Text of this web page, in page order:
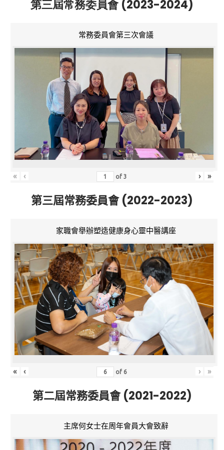
第三屆常務委員會 (2023-2024)
常務委員會第三次會議
« ‹ of3 › »
第三屆常務委員會 (2022-2023)
家職會舉辦塑造健康身心靈中醫講座
« ‹ of 6 › »
第二屆常務委員會 (2021-2022)
主席何女士在周年會員大會致辭